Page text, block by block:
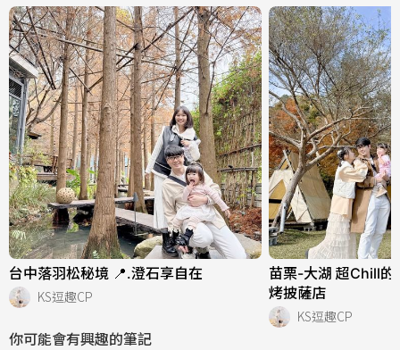
台中落羽松秘境 📍.澄石享自在
KS逗趣CP
苗栗-大湖 超Chill的
烤披薩店
KS逗趣CP
你可能會有興趣的筆記